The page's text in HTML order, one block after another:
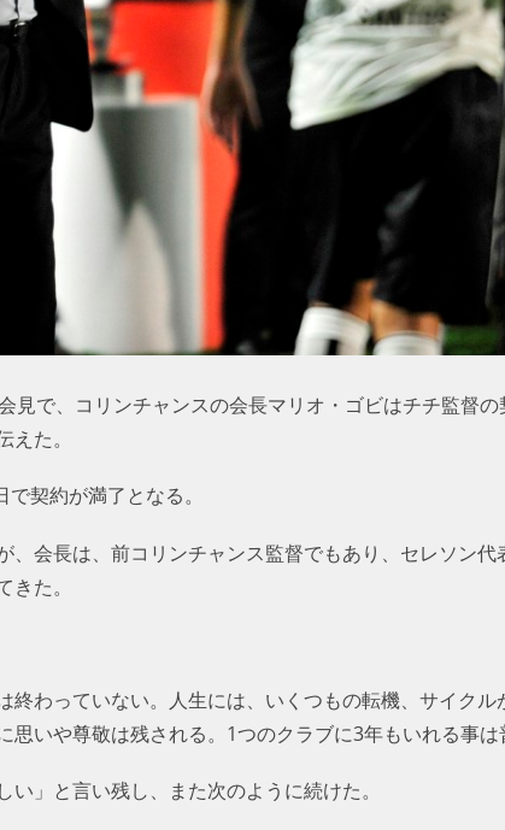
コラム
見で、コリンチャンスの会長マリオ・ゴビはチチ監督
た。
契約が満了となる。
会長は、前コリンチャンス監督でもあり、セレソン代
た。
終わっていない。人生には、いくつもの転機、サイク
いや尊敬は残される。1つのクラブに3年もいれる事は
」と言い残し、また次のように続けた。